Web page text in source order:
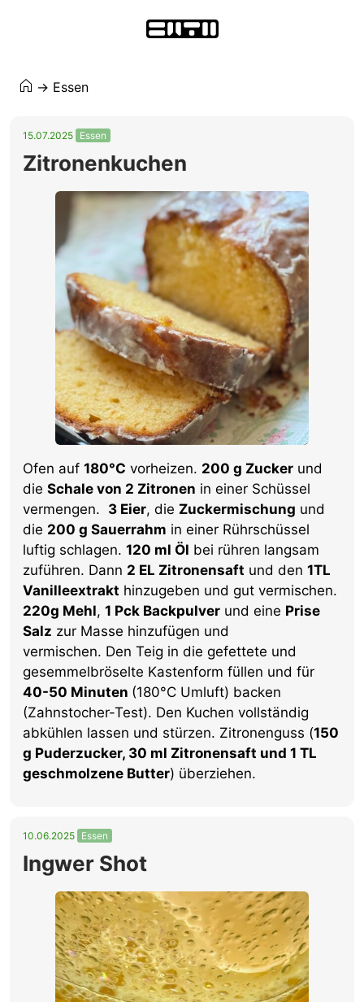
→ Essen
15.07.2025 Essen
Zitronenkuchen
Ofen auf 180°C vorheizen. 200 g Zucker und
die Schale von 2 Zitronen in einer Schüssel
vermengen. 3 Eier, die Zuckermischung und
die 200 g Sauerrahm in einer Rührschüssel
luftig schlagen. 120 ml Öl bei rühren langsam
zuführen. Dann 2 EL Zitronensaft und den 1TL
Vanilleextrakt hinzugeben und gut vermischen.
220g Mehl, 1 Pck Backpulver und eine Prise
Salz zur Masse hinzufügen und
vermischen. Den Teig in die gefettete und
gesemmelbröselte Kastenform füllen und für
40-50 Minuten (180°C Umluft) backen
(Zahnstocher-Test). Den Kuchen vollständig
abkühlen lassen und stürzen. Zitronenguss (150
g Puderzucker, 30 ml Zitronensaft und 1 TL
geschmolzene Butter) überziehen.
10.06.2025 Essen
Ingwer Shot